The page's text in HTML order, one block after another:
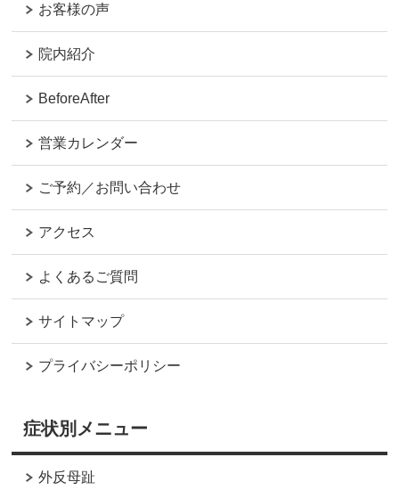
お客様の声
院内紹介
BeforeAfter
営業カレンダー
ご予約／お問い合わせ
アクセス
よくあるご質問
サイトマップ
プライバシーポリシー
症状別メニュー
外反母趾